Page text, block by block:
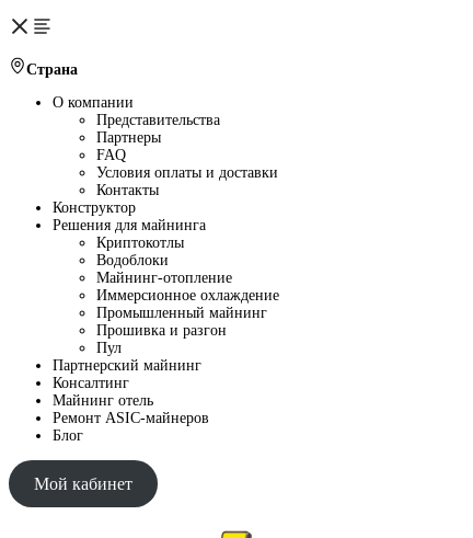
Страна
О компании
Представительства
Партнеры
FAQ
Условия оплаты и доставки
Контакты
Конструктор
Решения для майнинга
Криптокотлы
Водоблоки
Майнинг-отопление
Иммерсионное охлаждение
Промышленный майнинг
Прошивка и разгон
Пул
Партнерский майнинг
Консалтинг
Майнинг отель
Ремонт ASIC-майнеров
Блог
Мой кабинет